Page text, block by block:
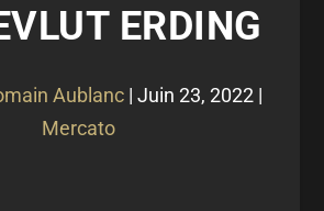
ERDING
Aublanc | Juin 23, 2022 |
Mercato